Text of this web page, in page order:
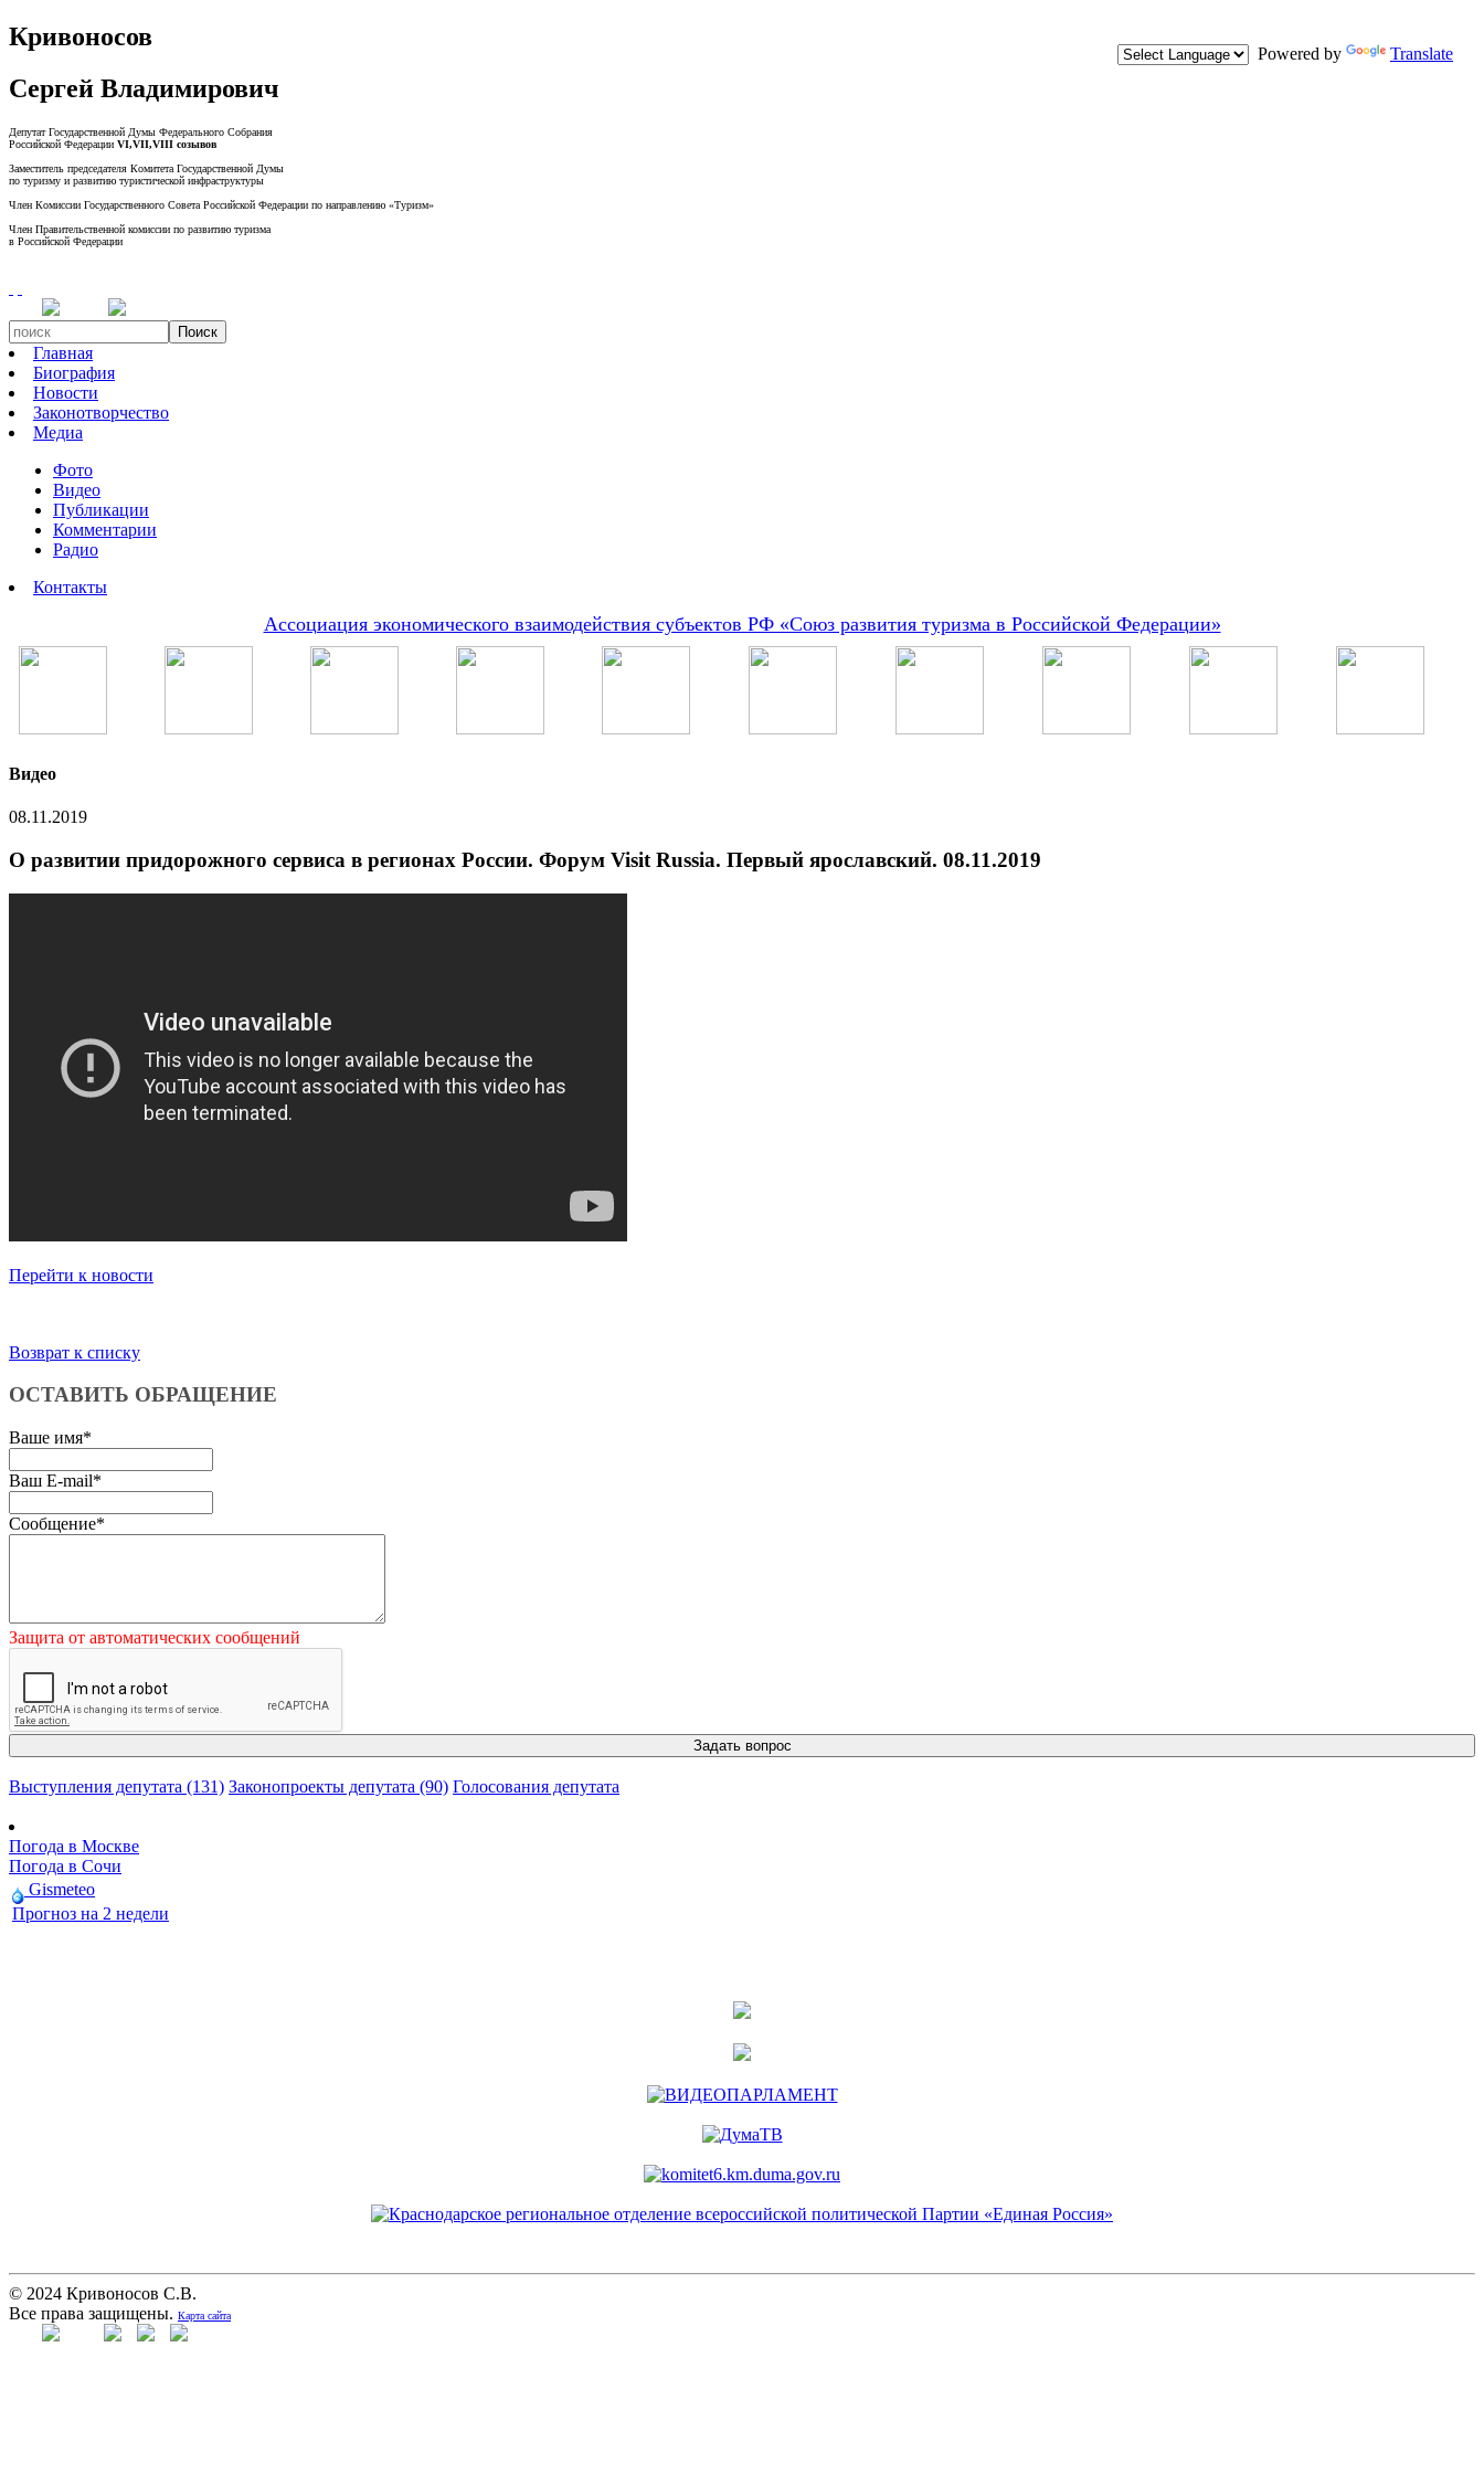
Powered by Translate
Кривоносов
Сергей Владимирович
Депутат Государственной Думы Федерального Собрания
Российской Федерации VI,VII,VIII созывов
Заместитель председателя Комитета Государственной Думы
по туризму и развитию туристической инфраструктуры
Член Комиссии Государственного Совета Российской Федерации по направлению «Туризм»
Член Правительственной комиссии по развитию туризма
в Российской Федерации
Поиск
Главная
Биография
Новости
Законотворчество
Медиа
Фото
Видео
Публикации
Комментарии
Радио
Контакты
Ассоциация экономического взаимодействия субъектов РФ «Союз развития туризма в Российской Федерации»
Видео
08.11.2019
О развитии придорожного сервиса в регионах России. Форум Visit Russia. Первый ярославский. 08.11.2019
Перейти к новости
Возврат к списку
ОСТАВИТЬ ОБРАЩЕНИЕ
Ваше имя*
Ваш E-mail*
Сообщение*
Защита от автоматических сообщений
Выступления депутата (131) Законопроекты депутата (90) Голосования депутата
Погода в Москве
Погода в Сочи
Gismeteo
Прогноз на 2 недели
© 2024 Кривоносов С.В.
Все права защищены. Карта сайта